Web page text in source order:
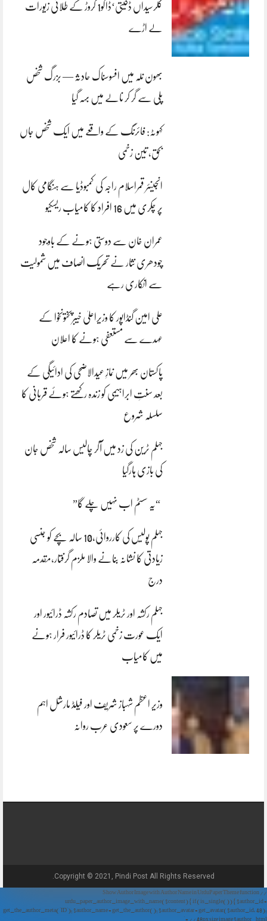
کلرسیداں ڈکیتی‘ڈاکو1 کروڑ کے طلائی زیورات
لے اڑے
بھون نلہ میں افسوسناک حادثہ — بزرگ شخص
پلی سے گر کر نالے میں بہہ گیا
کہوٹہ: فائرنگ کے واقعے میں ایک شخص جاں
بحق، تین زخمی
انجینئر قمراسلام راجہ کی کمبوڈیا سے ہنگامی کال
پر چکری میں 16 افراد کا کامیاب ریسکیو
عمران خان سے دوستی ہونے کے باوجود
چودھری نثار نے تحریک انصاف میں شمولیت
سے انکاری رہے
علی امین گنڈاپور کا وزیراعلیٰ خیبرپختونخوا کے
عہدے سے مستعفی ہونے کا اعلان
پاکستان بھر میں نمازِ عیدالاضحی کی ادائیگی کے
بعد سنتِ ابراہیمی کو زندہ رکھتے ہوئے قربانی کا
سلسلہ شروع
جہلم ٹرین کی زد میں آکر چالیس سالہ شخص جان
کی بازی ہارگیا
“یہ سسٹم اب نہیں چلے گا”
جہلم پولیس کی کارروائی،10 سالہ بچے کو جنسی
زیادتی کا نشانہ بنانے والا ملزم گرفتار،مقدمہ
درج
جہلم رکشہ اور ٹریلر میں تصادم رکشہ ڈرائیور اور
ایک عورت زخمی ٹریلر کا ڈرائیور فرار ہونے
میں کامیاب
وزیر اعظم شہباز شریف اور فیلڈ مارشل اہم
دورے پر سعودی عرب روانہ
Copyright © 2021, Pindi Post All Rights Reserved.
// Show Author Image with Author Name in UrduPaper Theme function
urdu_paper_author_image_with_name($content) { if (is_single()) { $author_id =
get_the_author_meta('ID'); $author_name = get_the_author(); $author_avatar = get_avatar($author_id, 48);
// 48px size image $author_html = '